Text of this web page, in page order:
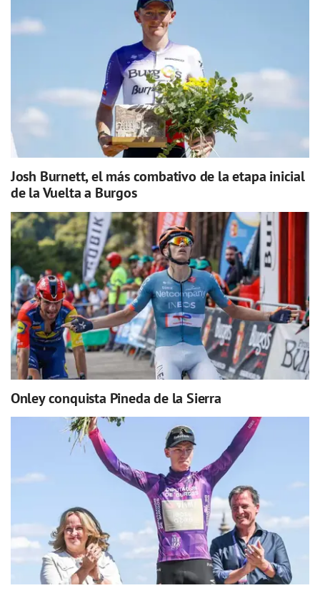
Josh Burnett, el más combativo de la etapa inicial
de la Vuelta a Burgos
Onley conquista Pineda de la Sierra